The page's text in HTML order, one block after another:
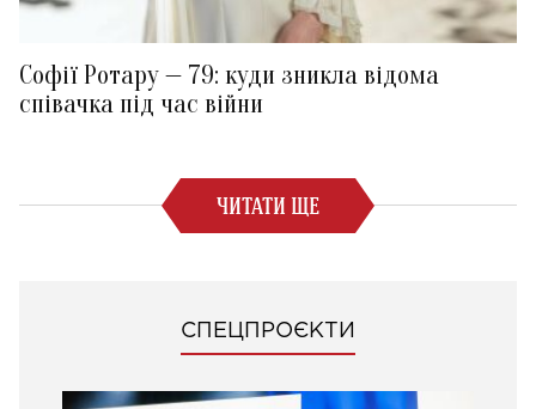
Софії Ротару — 79: куди зникла відома
співачка під час війни
ЧИТАТИ ЩЕ
СПЕЦПРОЄКТИ